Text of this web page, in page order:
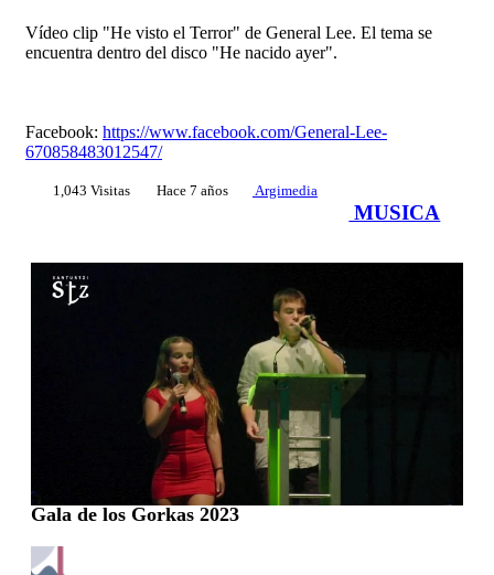
Ví­deo clip "He visto el Terror" de General Lee. El tema se
encuentra dentro del disco "He nacido ayer".
Facebook: https://www.facebook.com/General-Lee-
670858483012547/
1,043 Visitas Hace 7 años Argimedia
MUSICA
Gala de los Gorkas 2023